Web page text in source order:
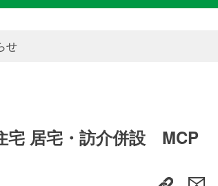
せ
せ
宅 居宅・訪介併設 MCP